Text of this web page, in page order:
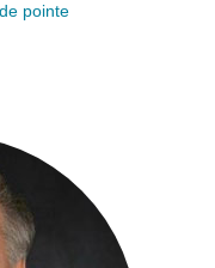
pointe